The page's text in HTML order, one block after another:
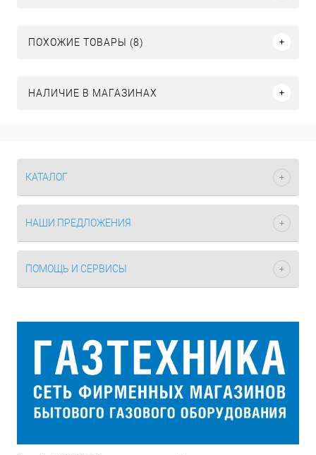
ПОХОЖИЕ ТОВАРЫ (8)
НАЛИЧИЕ В МАГАЗИНАХ
КАТАЛОГ
НАШИ ПРЕДЛОЖЕНИЯ
ПОМОЩЬ И СЕРВИСЫ